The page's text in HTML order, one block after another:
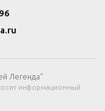
Легенда"
информационный